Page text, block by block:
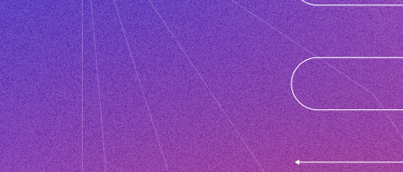
Дякуємо за реєстрацію!